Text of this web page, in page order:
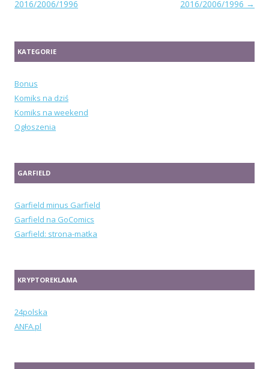
wpisy
2016/2006/1996
2016/2006/1996 →
KATEGORIE
Bonus
Komiks na dziś
Komiks na weekend
Ogłoszenia
GARFIELD
Garfield minus Garfield
Garfield na GoComics
Garfield: strona-matka
KRYPTOREKLAMA
24polska
ANFA.pl